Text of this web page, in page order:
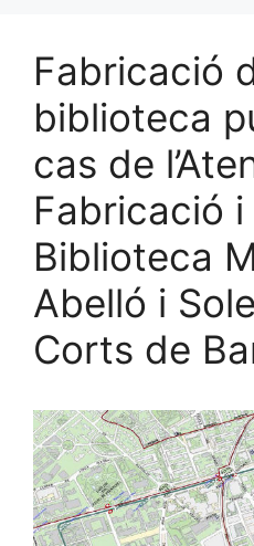
Fabricació
biblioteca
cas de
Fabricació i
Biblioteca
Abelló i
Corts de